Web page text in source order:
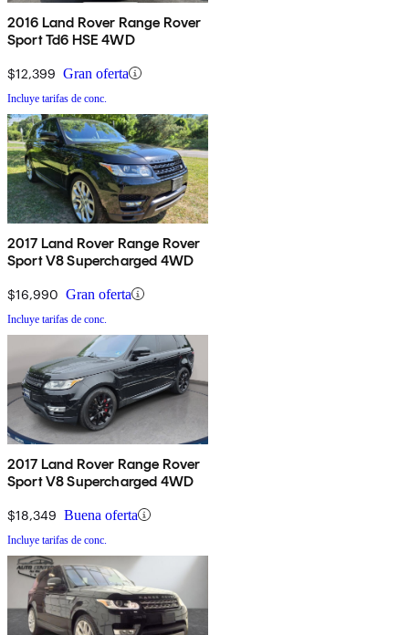
2016 Land Rover Range Rover
Sport Td6 HSE 4WD
$12,399 Gran oferta
Incluye tarifas de conc.
2017 Land Rover Range Rover
Sport V8 Supercharged 4WD
$16,990 Gran oferta
Incluye tarifas de conc.
2017 Land Rover Range Rover
Sport V8 Supercharged 4WD
$18,349 Buena oferta
Incluye tarifas de conc.